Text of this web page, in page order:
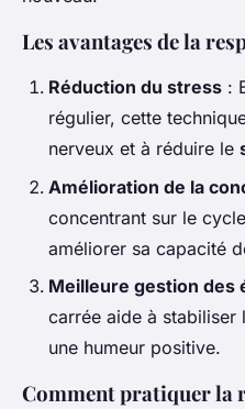
Les avantages de la
Réduction du stress :
régulier, cette
nerveux et à réduire le
Amélioration de la
concentrant sur le
améliorer sa capacité
Meilleure gestion des
carrée aide à stabiliser
une humeur positive.
Comment pratiquer la